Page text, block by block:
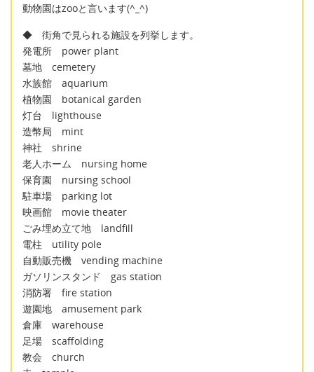
動物園はzooと言います(^_^)
◆ 街角で見られる施設を列挙します。
発電所 power plant
墓地 cemetery
水族館 aquarium
植物園 botanical garden
灯台 lighthouse
造幣局 mint
神社 shrine
老人ホーム nursing home
保育園 nursing school
駐車場 parking lot
映画館 movie theater
ごみ埋め立て地 landfill
電柱 utility pole
自動販売機 vending machine
ガソリンスタンド gas station
消防署 fire station
遊園地 amusement park
倉庫 warehouse
足場 scaffolding
教会 church